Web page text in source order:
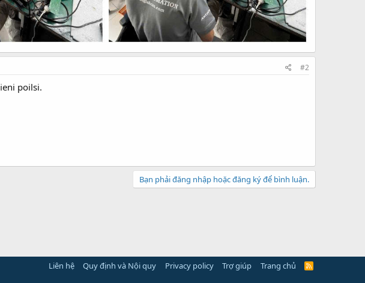
#2
poilsi.
Bạn phải đăng nhập hoặc đăng ký để bình luận.
Liên hệ Quy định và Nội quy Privacy policy Trợ giúp Trang chủ
R